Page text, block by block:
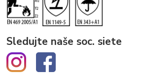
Sledujte naše soc. siete